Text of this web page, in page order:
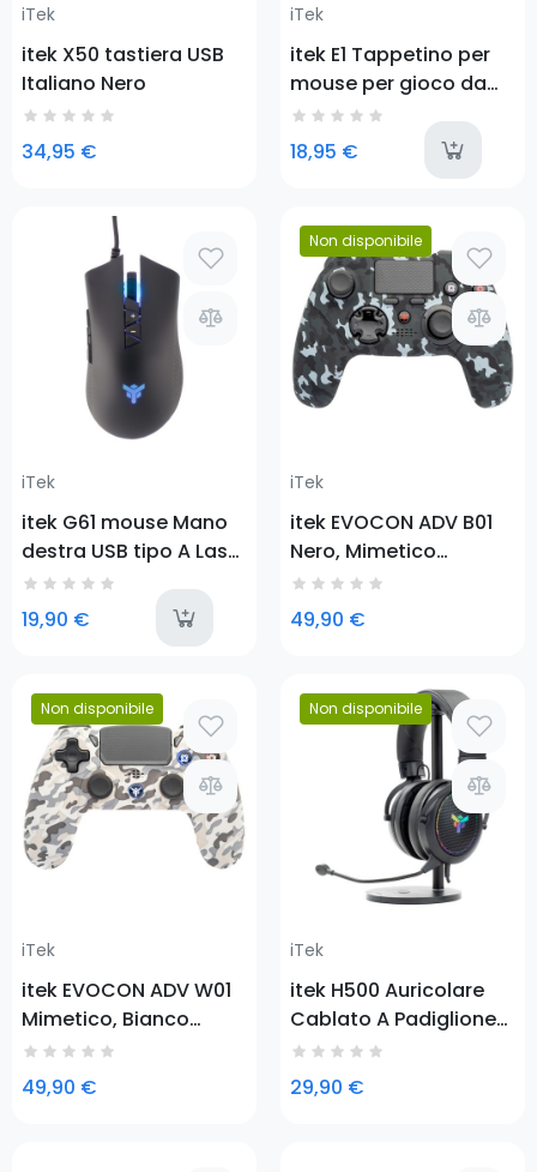
iTek
itek X50 tastiera USB
Italiano Nero
34,95 €
iTek
itek E1 Tappetino per
mouse per gioco da
computer Nero, Rosso
18,95 €
iTek
itek G61 mouse Mano
destra USB tipo A Laser
4000 DPI
19,90 €
last-items
Non disponibile
Prezzo
iTek
itek EVOCON ADV B01
Nero, Mimetico
Bluetooth/USB
Gamepad PlayStation
4, Playstation 3, Tablet
49,90 €
Non disponibile
Prezzo
iTek
itek EVOCON ADV W01
Mimetico, Bianco
Bluetooth/USB
Gamepad PlayStation
4, Playstation 3, Tablet
49,90 €
Non disponibile
iTek
itek H500 Auricolare
Cablato A Padiglione
Giocare Nero
29,90 €